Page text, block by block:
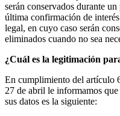
serán conservados durante
última confirmación de
legal, en cuyo caso serán
eliminados cuando no sea
¿Cuál es la legitimación
En cumplimiento del artículo
27 de abril le informamos
sus datos es la siguiente: